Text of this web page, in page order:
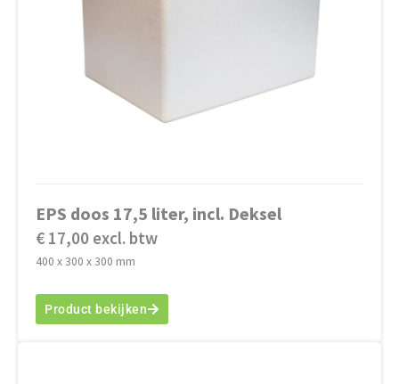
EPS doos 17,5 liter, incl. Deksel
€ 17,00 excl. btw
400 x 300 x 300 mm
Product bekijken